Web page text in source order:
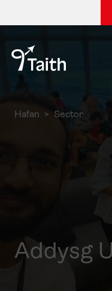
Hafan Sector
Addysg